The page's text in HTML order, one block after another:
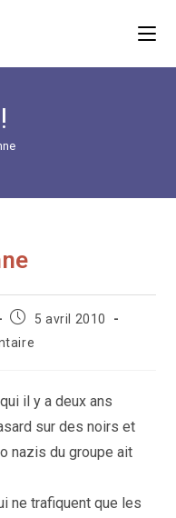
Publication
5 avril 2010
il y a deux ans
sur des noirs et
nazis du groupe ait
ne trafiquent que les